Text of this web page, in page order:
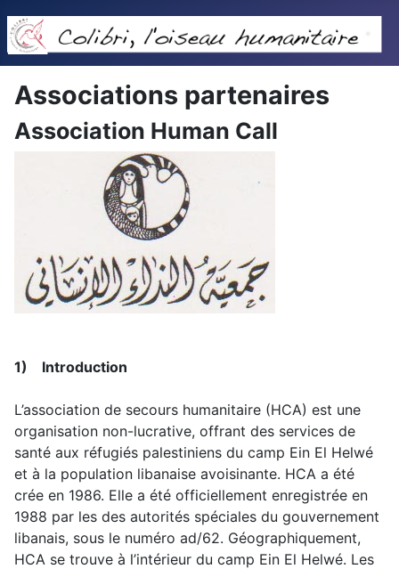
Associations partenaires
Association Human Call
1) Introduction
L’association de secours humanitaire (HCA) est une
organisation non-lucrative, offrant des services de
santé aux réfugiés palestiniens du camp Ein El Helwé
et à la population libanaise avoisinante. HCA a été
crée en 1986. Elle a été officiellement enregistrée en
1988 par les des autorités spéciales du gouvernement
libanais, sous le numéro ad/62. Géographiquement,
HCA se trouve à l’intérieur du camp Ein El Helwé. Les